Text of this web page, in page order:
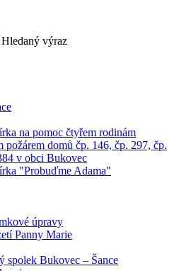
Hledaný výraz
na pomoc čtyřem rodinám
požárem domů čp. 146, čp. 297, čp.
v obci Bukovec
"Probuďme Adama"
úpravy
Panny Marie
spolek Bukovec – Šance